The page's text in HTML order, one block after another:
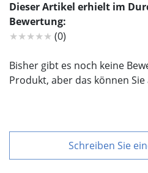
Dieser Artikel erhielt im
Bewertung:
★★★★★ (0)
Bisher gibt es noch keine
Produkt, aber das können
Schreiben Sie